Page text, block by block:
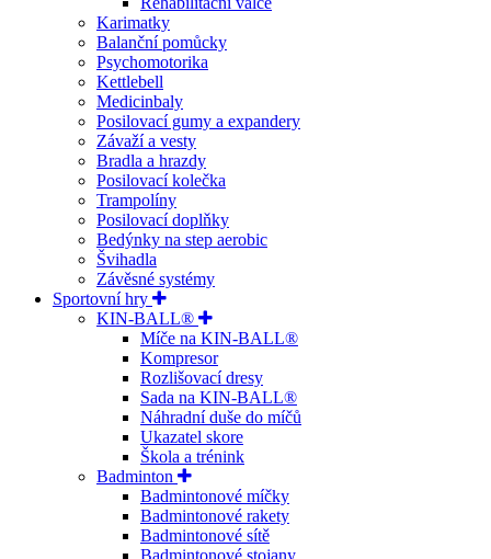
Karimatky
Balanční pomůcky
Psychomotorika
Kettlebell
Medicinbaly
Posilovací gumy a expandery
Závaží a vesty
Bradla a hrazdy
Posilovací kolečka
Trampolíny
Posilovací doplňky
Bedýnky na step aerobic
Švihadla
Závěsné systémy
Sportovní hry
KIN-BALL®
Míče na KIN-BALL®
Kompresor
Rozlišovací dresy
Sada na KIN-BALL®
Náhradní duše do míčů
Ukazatel skore
Škola a trénink
Badminton
Badmintonové míčky
Badmintonové rakety
Badmintonové sítě